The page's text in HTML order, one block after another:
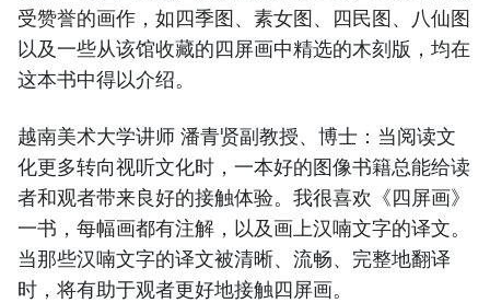
受赞誉的画作，如四季图、素女图、四民图、八仙图
以及一些从该馆收藏的四屏画中精选的木刻版，均在
这本书中得以介绍。
越南美术大学讲师 潘青贤副教授、博士：当阅读文
化更多转向视听文化时，一本好的图像书籍总能给读
者和观者带来良好的接触体验。我很喜欢《四屏画》
一书，每幅画都有注解，以及画上汉喃文字的译文。
当那些汉喃文字的译文被清晰、流畅、完整地翻译
时，将有助于观者更好地接触四屏画。